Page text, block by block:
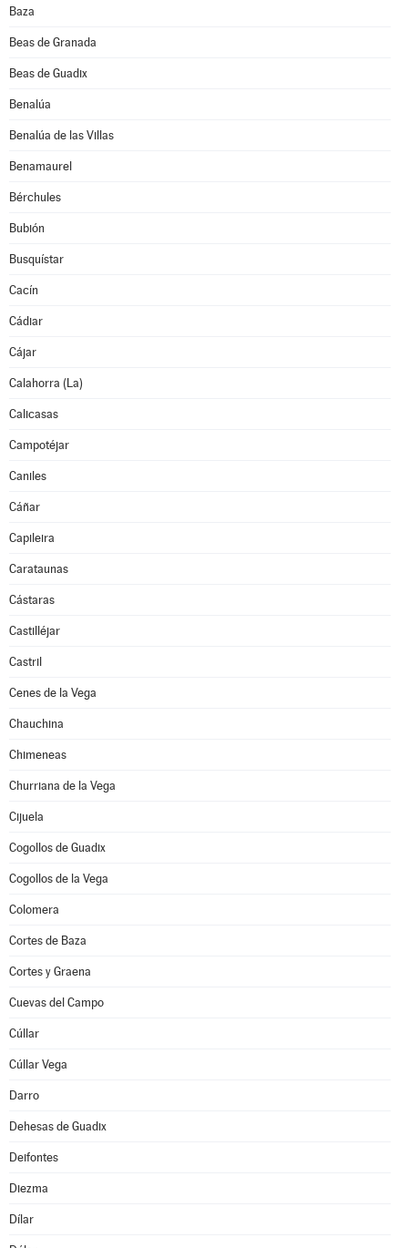
Baza
Beas de Granada
Beas de Guadix
Benalúa
Benalúa de las Villas
Benamaurel
Bérchules
Bubión
Busquístar
Cacín
Cádiar
Cájar
Calahorra (La)
Calicasas
Campotéjar
Caniles
Cáñar
Capileira
Carataunas
Cástaras
Castilléjar
Castril
Cenes de la Vega
Chauchina
Chimeneas
Churriana de la Vega
Cijuela
Cogollos de Guadix
Cogollos de la Vega
Colomera
Cortes de Baza
Cortes y Graena
Cuevas del Campo
Cúllar
Cúllar Vega
Darro
Dehesas de Guadix
Deifontes
Diezma
Dílar